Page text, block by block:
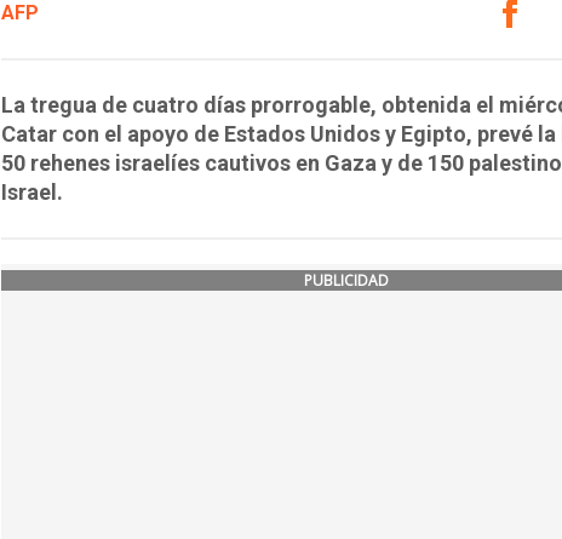
AFP
La tregua de cuatro días prorrogable, obtenida el
Catar con el apoyo de Estados Unidos y Egipto, prevé
50 rehenes israelíes cautivos en Gaza y de 150
Israel.
PUBLICIDAD